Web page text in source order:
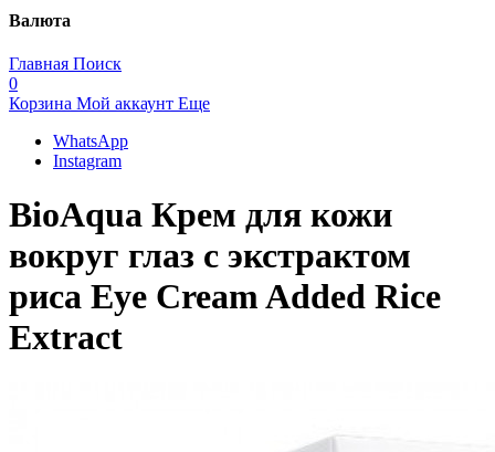
Валюта
Главная Поиск
0
Корзина Мой аккаунт Еще
WhatsApp
Instagram
BioAqua Крем для кожи
вокруг глаз с экстрактом
риса Eye Cream Added Rice
Extract